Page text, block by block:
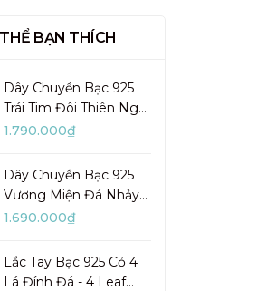
BẠN THÍCH
Dây Chuyền Bạc 925
Trái Tim Đôi Thiên Nga
Đá Nhảy Pretty Swan -
1.790.000₫
Dây Chuyền Bạc 925
Vương Miện Đá Nhảy
My Queen - VYN13
1.690.000₫
Lắc Tay Bạc 925 Cỏ 4
Lá Đính Đá - 4 Leaf